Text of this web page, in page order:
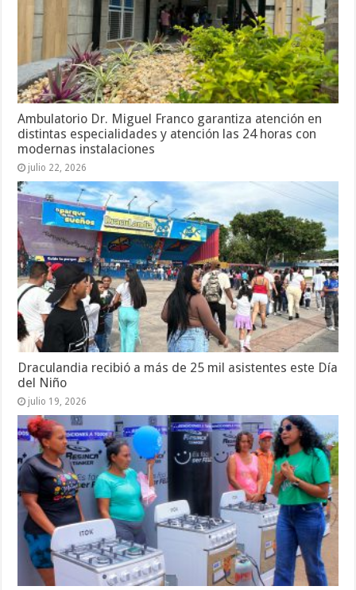
Ambulatorio Dr. Miguel Franco garantiza atención en
distintas especialidades y atención las 24 horas con
modernas instalaciones
julio 22, 2026
Draculandia recibió a más de 25 mil asistentes este Día
del Niño
julio 19, 2026